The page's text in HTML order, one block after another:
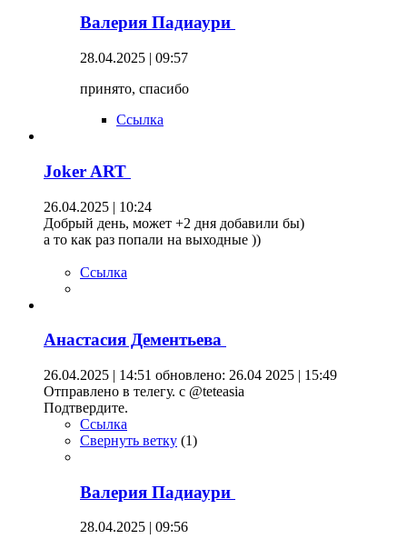
Валерия Падиаури
28.04.2025 | 09:57
принято, спасибо
Ссылка
Joker ART
26.04.2025 | 10:24
Добрый день, может +2 дня добавили бы)
а то как раз попали на выходные ))
Ссылка
Анастасия Дементьева
26.04.2025 | 14:51 обновлено: 26.04 2025 | 15:49
Отправлено в телегу. с @teteasia
Подтвердите.
Ссылка
Свернуть ветку (1)
Валерия Падиаури
28.04.2025 | 09:56